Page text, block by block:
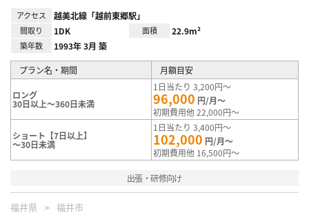
アクセス 越美北線「越前東郷駅」
間取り 1DK 面積 22.9m²
築年数 1993年 3月 築
プラン名・期間 月額目安
ロング
30日以上～360日未満
1日当たり 3,200円～
96,000 円/月～
初期費用他 22,000円～
ショート【7日以上】
～30日未満
1日当たり 3,400円～
102,000 円/月～
初期費用他 16,500円～
出張・研修向け
福井県 福井市